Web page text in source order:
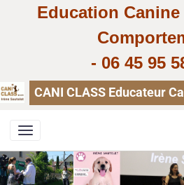
Education
- 06 45 95
CANI CLASS Educateur